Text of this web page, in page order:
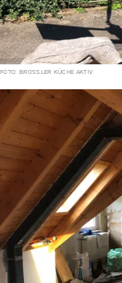
FOTO: BROSSLER KÜCHE AKTIV